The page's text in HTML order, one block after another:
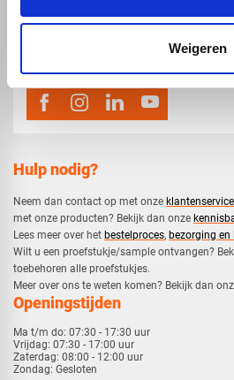
Weigeren
Hulp nodig?
Neem dan contact op met onze klantenservice
met onze producten? Bekijk dan onze
​Lees meer over het bestelproces, bezorging en
​Wilt u een proefstukje/sample ontvangen?
toebehoren alle proefstukjes.
​​Meer over ons te weten komen? Bekijk dan
Openingstijden
Ma t/m do: 07:30 - 17:30 uur
Vrijdag: 07:30 - 17:00 uur
Zaterdag: 08:00 - 12:00 uur
Zondag: Gesloten
map
info@voskunststoffen.nl